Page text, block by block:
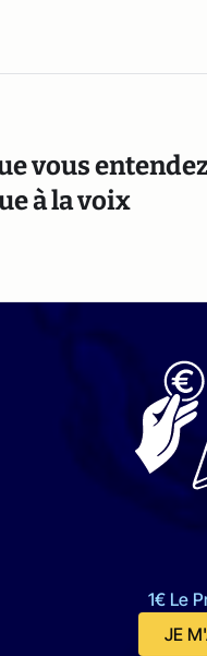
vous
à la voix
1€ Le
JE